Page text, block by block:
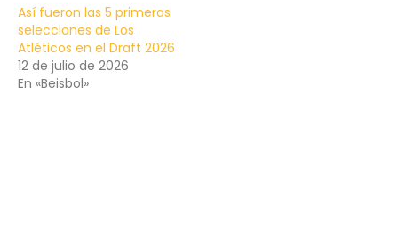
Así fueron las 5 primeras
selecciones de Los
Atléticos en el Draft 2026
12 de julio de 2026
En «Beisbol»